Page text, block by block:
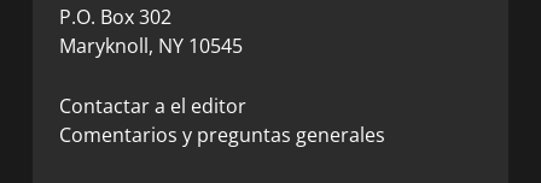
P.O. Box 302
Maryknoll, NY 10545
Contactar a el editor
Comentarios y preguntas generales